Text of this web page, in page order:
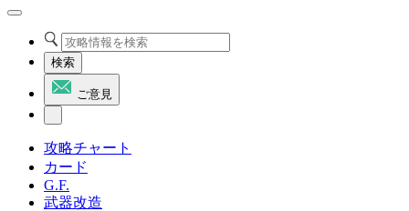
検索
ご意見
攻略チャート
カード
G.F.
武器改造